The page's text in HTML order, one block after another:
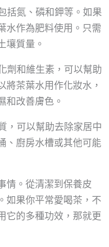
括氮、磷和鉀等。如果
水作為肥料使用。只需
壤質量。
劑和維生素，可以幫助
將茶葉水用作化妝水，
和改善膚色。
，可以幫助去除家居中
、廚房水槽或其他可能
情。從清潔到保養皮
如果你平常愛喝茶，不
它的多種功效，那就更